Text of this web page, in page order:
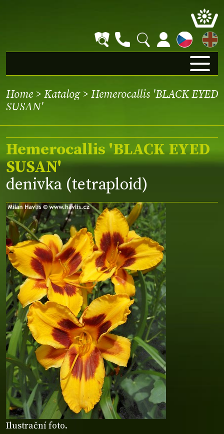
EN
Home > Katalog> Hemerocallis 'BLACK EYED
SUSAN'
Ilustrační foto.
Hemerocallis 'BLACK EYED
SUSAN'
denivka (tetraploid)